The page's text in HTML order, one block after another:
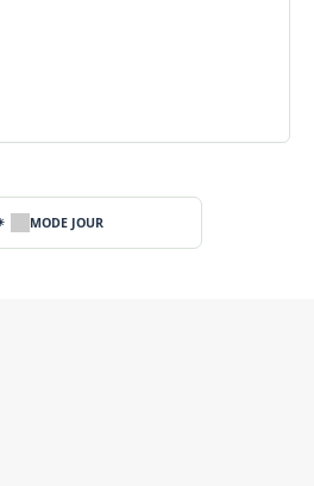
MODE JOUR